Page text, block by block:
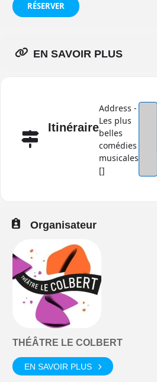
RÉSERVER
EN SAVOIR PLUS
Itinéraire
Address -
Les plus
belles
comédies
musicales
[]
Organisateur
THÉÂTRE LE COLBERT
EN SAVOIR PLUS